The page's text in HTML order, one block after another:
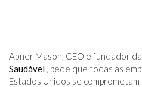
Abner Mason, CEO e fundador
Saudável , pede que todas as
Estados Unidos se